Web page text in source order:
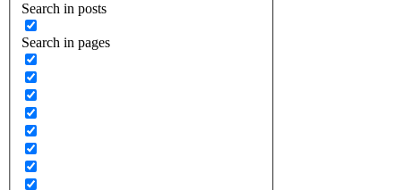
Search in posts
Search in pages